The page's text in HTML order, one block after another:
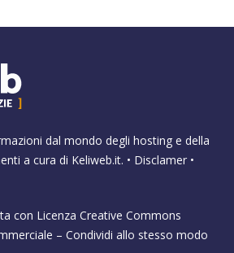
dal mondo degli hosting e della
a cura di Keliweb.it. • Disclamer •
con Licenza Creative Commons
– Condividi allo stesso modo